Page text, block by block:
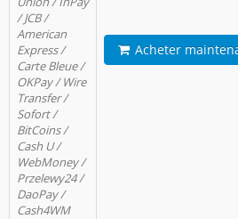
/ JCB /
American
Express /
Carte Bleue /
OKPay / Wire
Transfer /
Sofort /
BitCoins /
Cash U /
WebMoney /
Przelewy24 /
DaoPay /
Cash4WM
Acheter